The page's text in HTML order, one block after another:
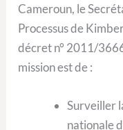
Cameroun, le
Processus de
décret n° 2011/
mission est de :
Surveiller
nationale